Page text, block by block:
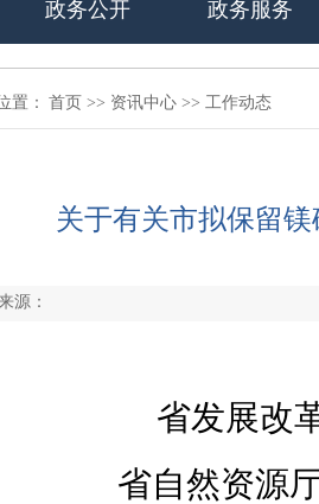
政务公开 政务服务
置： 首页 >> 资讯中心 >> 工作动态
关于有关市拟保留
源：
省发展改
省自然资源